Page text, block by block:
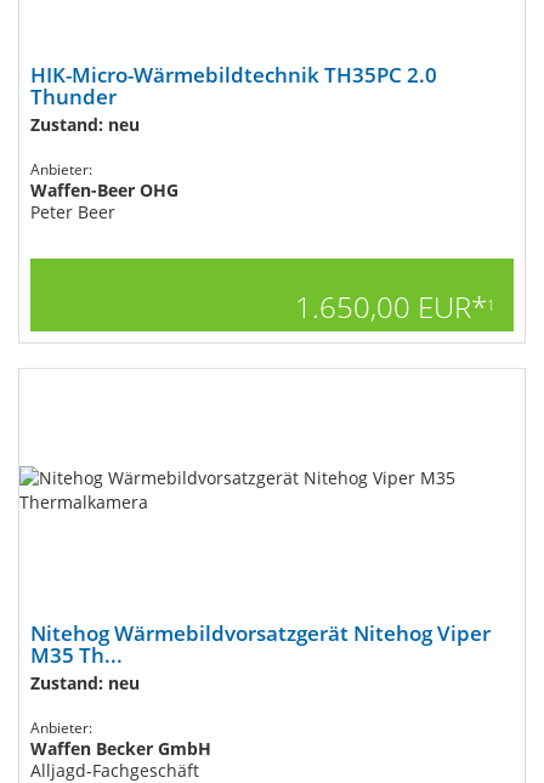
HIK-Micro-Wärmebildtechnik TH35PC 2.0
Thunder
Zustand: neu
Anbieter:
Waffen-Beer OHG
Peter Beer
1.650,00 EUR*1
Nitehog Wärmebildvorsatzgerät Nitehog Viper
M35 Th...
Zustand: neu
Anbieter:
Waffen Becker GmbH
Alljagd-Fachgeschäft